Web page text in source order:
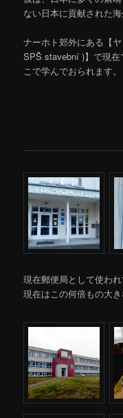
ない日本に貢献された海
ナーホト郊外にある【
SPŠ stavební )】で現在
こで学んでおられます。
現在郵便局として使わ
現在はこの何倍もの大